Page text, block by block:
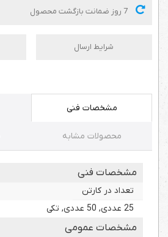
شرایط ارسال
مشخصات فنی
محصولات مشابه
مشخصات فنی
تعداد در کارتن
25 عددی, 50 عددی, تکی
مشخصات عمومی